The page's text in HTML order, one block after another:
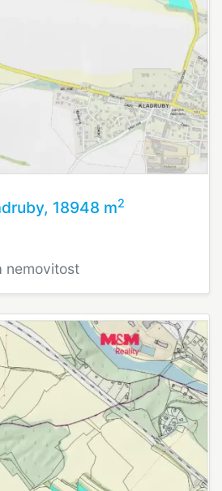
18948 m2
nemovitost